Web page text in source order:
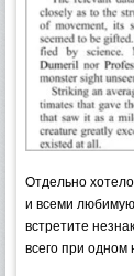
Отдельно
и всеми
встретите
всего при одном